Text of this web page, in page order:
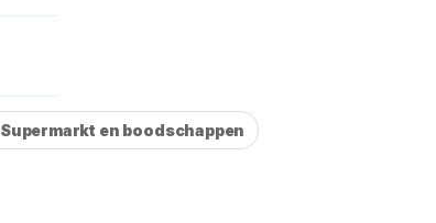
Supermarkt en boodschappen